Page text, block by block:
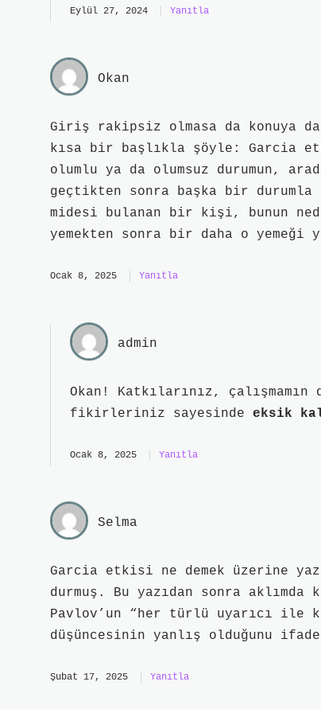
Eylül 27, 2024 Yanıtla
Okan
Giriş rakipsiz olmasa da konuya
kısa bir başlıkla şöyle: Garcia
olumlu ya da olumsuz durumun,
geçtikten sonra başka bir
midesi bulanan bir kişi, bunun
yemekten sonra bir daha o yemeği
Ocak 8, 2025 Yanıtla
admin
Okan! Katkılarınız, çalışmamın
fikirleriniz sayesinde eksik
Ocak 8, 2025 Yanıtla
Selma
Garcia etkisi ne demek üzerine
durmuş. Bu yazıdan sonra
Pavlov’un “her türlü uyarıcı ile
düşüncesinin yanlış olduğunu
Şubat 17, 2025 Yanıtla